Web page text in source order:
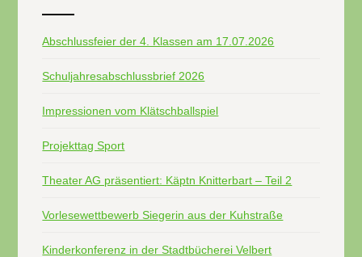
Abschlussfeier der 4. Klassen am 17.07.2026
Schuljahresabschlussbrief 2026
Impressionen vom Klätschballspiel
Projekttag Sport
Theater AG präsentiert: Käptn Knitterbart – Teil 2
Vorlesewettbewerb Siegerin aus der Kuhstraße
Kinderkonferenz in der Stadtbücherei Velbert